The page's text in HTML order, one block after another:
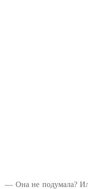
— Она не подумала?